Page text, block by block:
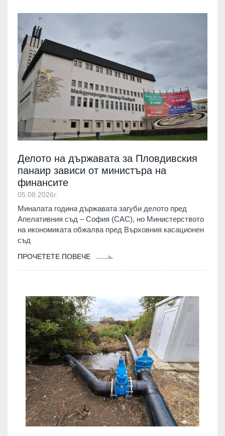
Делото на държавата за Пловдивския
панаир зависи от министъра на
финансите
05.08.2026г.
Миналата година държавата загуби делото пред
Апелативния съд – София (САС), но Министерството
на икономиката обжалва пред Върховния касационен
съд
ПРОЧЕТЕТЕ ПОВЕЧЕ